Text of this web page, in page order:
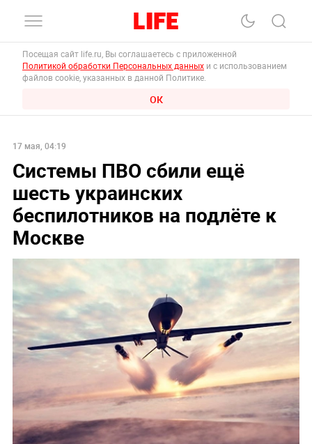
Посещая сайт life.ru, Вы соглашаетесь с приложенной
Политикой обработки Персональных данных и с использованием
файлов cookie, указанных в данной Политике.
ОК
17 мая, 04:19
Системы ПВО сбили ещё
шесть украинских
беспилотников на подлёте к
Москве